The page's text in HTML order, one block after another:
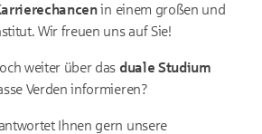
in einem großen und
Wir freuen uns auf Sie!
weiter über das duale Studium
Verden informieren?
Ihnen gern unsere